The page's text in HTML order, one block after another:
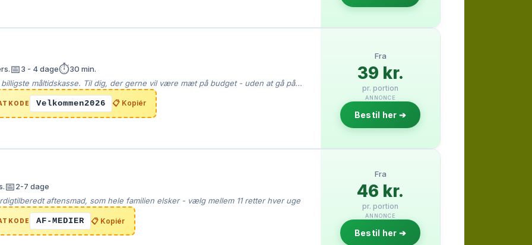
📅3 - 4 dage⏱️30 min.
billigste måltidskasse. Til dig, der gerne vil være mæt på budget - uden at gå på...
Velkommen2026 📋 Kopiér
Fra
39 kr.
pr. portion
ANNONCE
Bestil her ➔
📅2-7 dage
aftensmad, som hele familien elsker - vælg mellem 11 retter hver uge
AF-MEDIER 📋 Kopiér
Fra
46 kr.
pr. portion
ANNONCE
Bestil her ➔